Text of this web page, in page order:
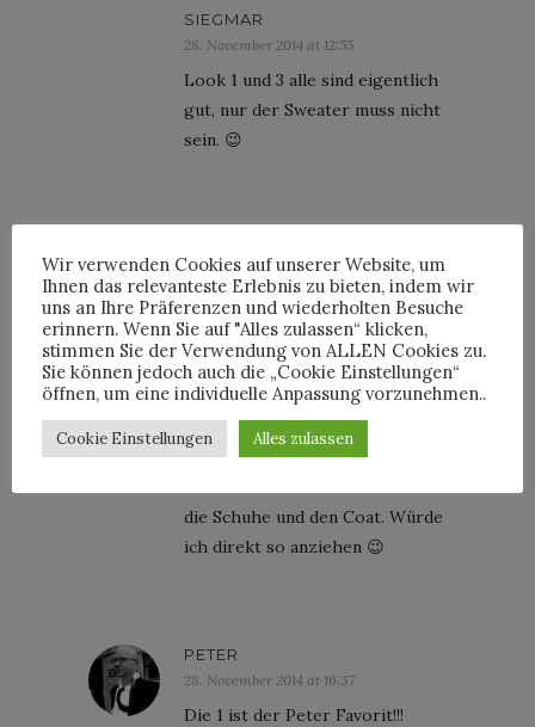
SIEGMAR
28. November 2014 at 12:55
Look 1 und 3 alle sind eigentlich
gut, nur der Sweater muss nicht
sein. 😉
28. November 2014 at 14:57
Für mich ist Look 2 der Favorit.
Der Schal sorgt für noch mehr
Weihnachtsstimmung und
verhindert die Winter-Grippe,
schön auch der Rollkragen unter
dem Sweater, was mich an Acne
die Schuhe und den Coat. Würde
ich direkt so anziehen 😉
PETER
28. November 2014 at 16:37
Die 1 ist der Peter Favorit!!!
Wir verwenden Cookies auf unserer Website, um
Ihnen das relevanteste Erlebnis zu bieten, indem wir
uns an Ihre Präferenzen und wiederholten Besuche
erinnern. Wenn Sie auf "Alles zulassen“ klicken,
stimmen Sie der Verwendung von ALLEN Cookies zu.
Sie können jedoch auch die „Cookie Einstellungen“
öffnen, um eine individuelle Anpassung vorzunehmen..
Cookie Einstellungen Alles zulassen